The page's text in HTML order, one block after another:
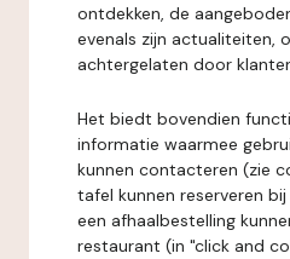
ontdekken, de
evenals zijn actualiteiten,
achtergelaten door
Het biedt bovendien
informatie waarmee
kunnen contacteren (zie
tafel kunnen reserveren
een afhaalbestelling
restaurant (in "click and